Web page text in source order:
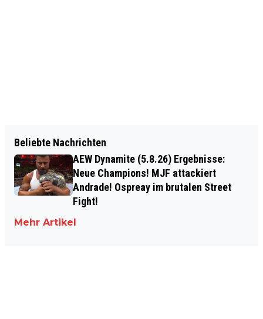
Beliebte Nachrichten
AEW Dynamite (5.8.26) Ergebnisse:
Neue Champions! MJF attackiert
Andrade! Ospreay im brutalen Street
Fight!
Mehr Artikel